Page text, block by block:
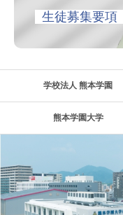
生徒募集要項
学校法人 熊本学園
熊本学園大学